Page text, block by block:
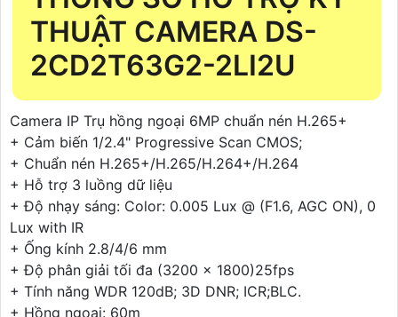
THUẬT CAMERA DS-
2CD2T63G2-2LI2U
Camera IP Trụ hồng ngoại 6MP chuẩn nén H.265+
+ Cảm biến 1/2.4" Progressive Scan CMOS;
+ Chuẩn nén H.265+/H.265/H.264+/H.264
+ Hỗ trợ 3 luồng dữ liệu
+ Độ nhạy sáng: Color: 0.005 Lux @ (F1.6, AGC ON), 0
Lux with IR
+ Ống kính 2.8/4/6 mm
+ Độ phân giải tối đa (3200 × 1800)25fps
+ Tính năng WDR 120dB; 3D DNR; ICR;BLC.
+ Hồng ngoại: 60m